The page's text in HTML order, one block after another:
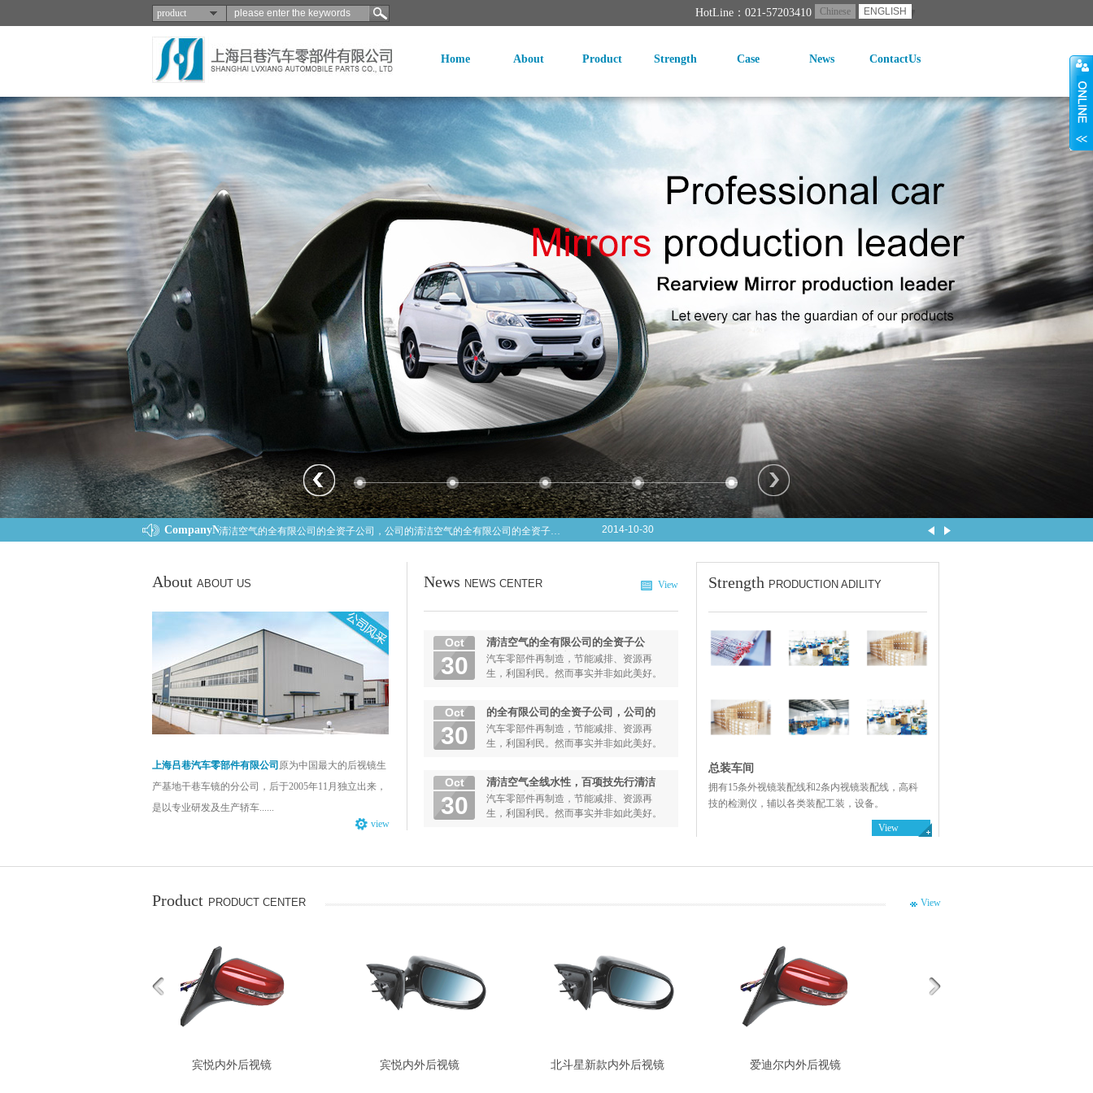
product HotLine：021-57203410 Chinese ENGLISH
Home About Product Strength Case News ContactUs
CompanyNews:
2014-10-30
清洁空气的全有限公司的全资子公司，公司的清洁空气的全有限公司的全资子公司，公司的
2014-10-30
的全有限公司的全资子公司，公司的全牧的全有限公司的全资子公司，公司的全牧
清洁空气全线水性，百项技先行清洁空气全线水性，百项技先行
About ABOUT US
上海吕巷汽车零部件有限公司 原为中国最大的后视镜生
产基地干巷车镜的分公司，后于2005年11月独立出来，
是以专业研发及生产轿车......
view
View
News NEWS CENTER
Oct
30
清洁空气的全有限公司的全资子公
司，公司的清洁空气的全有限公司的
全资子公司，公司的
汽车零部件再制造，节能减排、资源再
生，利国利民。然而事实并非如此美好。
Oct
30
的全有限公司的全资子公司，公司的
全牧的全有限公司的全资子公司，公
司的全牧
汽车零部件再制造，节能减排、资源再
生，利国利民。然而事实并非如此美好。
Oct
30
清洁空气全线水性，百项技先行清洁
空气全线水性，百项技先行
汽车零部件再制造，节能减排、资源再
生，利国利民。然而事实并非如此美好。
Strength PRODUCTION ADILITY
总装车间
拥有15条外视镜装配线和2条内视镜装配线，高科
技的检测仪，辅以各类装配工装，设备。
View
View
Product PRODUCT CENTER
宾悦内外后视镜 宾悦内外后视镜 北斗星新款内外后视镜 爱迪尔内外后视镜